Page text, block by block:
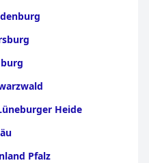
Heide
Pfalz